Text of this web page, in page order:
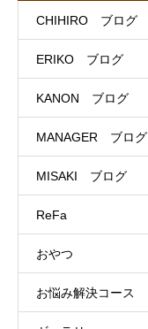
CHIHIRO ブログ
ERIKO ブログ
KANON ブログ
MANAGER ブログ
MISAKI ブログ
ReFa
おやつ
お悩み解決コース